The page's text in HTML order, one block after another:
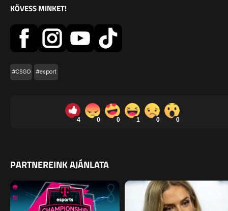
KÖVESS MINKET!
#CSGO #esport
4 0 0 1 0 0
PARTNEREINK AJÁNLATA